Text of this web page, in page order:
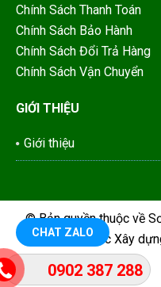
Chính Sách Thanh Toán
Chính Sách Bảo Hành
Chính Sách Đổi Trả Hàng
Chính Sách Vận Chuyển
GIỚI THIỆU
Giới thiệu
© Bản quyền thuộc về
Sơn Nước Xây
CHAT ZALO
0902 387 288